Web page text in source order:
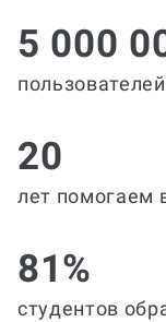
5 000
20
лет помогаем
81%
студентов